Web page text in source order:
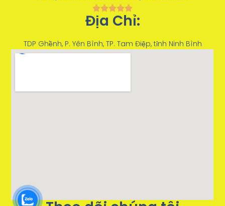
Địa Chỉ:
TDP Ghềnh, P. Yên Bình, TP. Tam Điệp, tỉnh Ninh Bình